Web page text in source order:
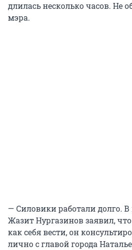
длилась несколько часов. Не
мэра.
— Силовики работали долго.
Жазит Нургазинов заявил,
как себя вести, он
лично с главой города